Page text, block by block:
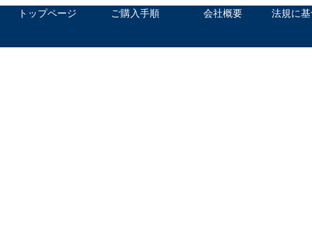
トップページ ご購入手順 会社概要 法規に